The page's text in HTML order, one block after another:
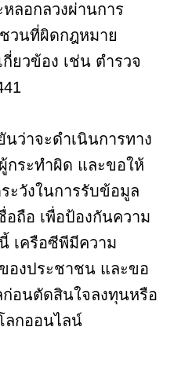
ลอกลวงผ่านการ
วนที่ผิดกฎหมาย
ยวข้อง เช่น ตำรวจ
ว่าจะดำเนินการทาง
กระทำผิด และขอให้
ะวังในการรับข้อมูล
ถือ เพื่อป้องกันความ
เครือซีพีมีความ
องประชาชน และขอ
อนตัดสินใจลงทุนหรือ
ลกออนไลน์